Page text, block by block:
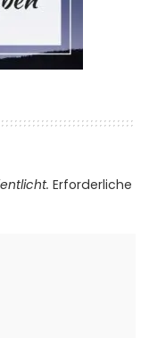
Erforderliche